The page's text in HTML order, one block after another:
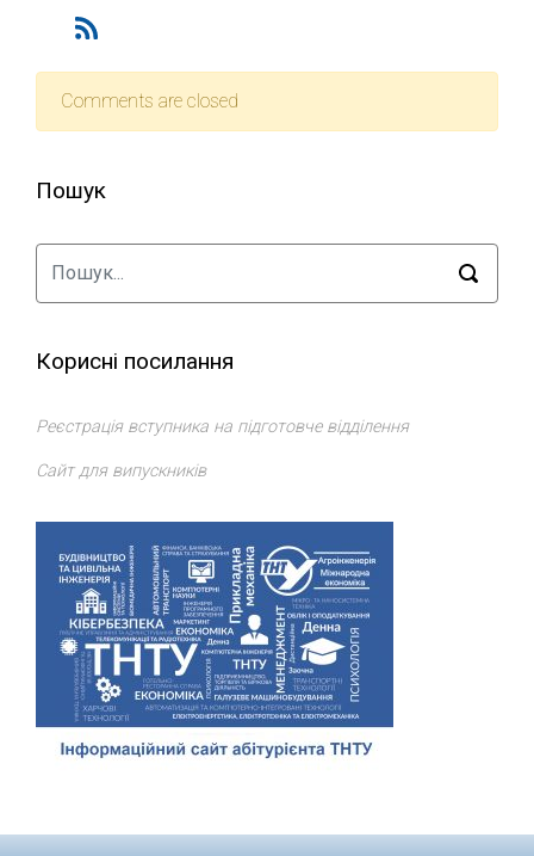
Comments are closed
Пошук
Корисні посилання
Реєстрація вступника на підготовче відділення
Сайт для випускників